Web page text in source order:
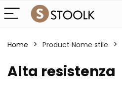
Home Product Nome stile
Alta resistenza